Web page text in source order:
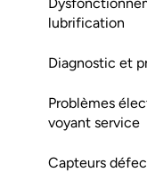
lubrification
Diagnostic et
Problèmes
voyant service
Capteurs